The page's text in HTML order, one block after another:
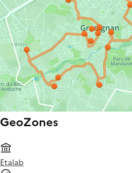
GeoZones
Etalab